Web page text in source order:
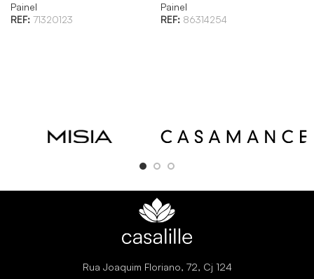
Painel
REF: 71320123
Painel
REF: 86314254
Rua Joaquim Floriano, 72, Cj 124